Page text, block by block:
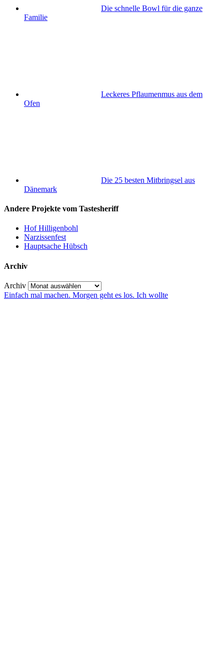
Die schnelle Bowl für die ganze
Familie
Leckeres Pflaumenmus aus dem
Ofen
Die 25 besten Mitbringsel aus
Dänemark
Andere Projekte vom Tastesheriff
Hof Hilligenbohl
Narzissenfest
Hauptsache Hübsch
Archiv
Archiv
Einfach mal machen. Morgen geht es los. Ich wollte